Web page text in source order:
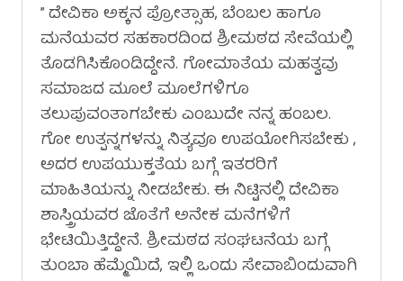
” ದೇವಿಕಾ ಅಕ್ಕನ ಪ್ರೋತ್ಸಾಹ, ಬೆಂಬಲ ಹಾಗೂ
ಮನೆಯವರ ಸಹಕಾರದಿಂದ ಶ್ರೀಮಠದ ಸೇವೆಯಲ್ಲಿ
ತೊಡಗಿಸಿಕೊಂಡಿದ್ದೇನೆ. ಗೋಮಾತೆಯ ಮಹತ್ವವು
ಸಮಾಜದ ಮೂಲೆ ಮೂಲೆಗಳಿಗೂ
ತಲುಪುವಂತಾಗಬೇಕು ಎಂಬುದೇ ನನ್ನ ಹಂಬಲ.
ಗೋ ಉತ್ಪನ್ನಗಳನ್ನು ನಿತ್ಯವೂ ಉಪಯೋಗಿಸಬೇಕು ,
ಅದರ ಉಪಯುಕ್ತತೆಯ ಬಗ್ಗೆ ಇತರರಿಗೆ
ಮಾಹಿತಿಯನ್ನು ನೀಡಬೇಕು. ಈ ನಿಟ್ಟಿನಲ್ಲಿ ದೇವಿಕಾ
ಶಾಸ್ತ್ರಿಯವರ ಜೊತೆಗೆ ಅನೇಕ ಮನೆಗಳಿಗೆ
ಭೇಟಿಯಿತ್ತಿದ್ದೇನೆ. ಶ್ರೀಮಠದ ಸಂಘಟನೆಯ ಬಗ್ಗೆ
ತುಂಬಾ ಹೆಮ್ಮೆಯಿದೆ, ಇಲ್ಲಿ ಒಂದು ಸೇವಾಬಿಂದುವಾಗಿ